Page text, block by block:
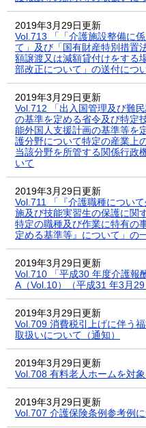
2019年3月29日更新
Vol.713 「「介護施設整備に
て」及び「国有財産特別措置
額譲渡又は減額貸付けをする
部改正について」の送付につ
2019年3月29日更新
Vol.712 「出入国管理及び難
の基準を定める省令及び特定
能外国人支援計画の基準等を
護分野について特定の産業上
当該分野を所管する関係行政
いて
2019年3月29日更新
Vol.711 「『介護職種につい
施及び技能実習生の保護に関
特定の職種及び作業に特有の
定める基準等』について」の
2019年3月29日更新
Vol.710 「平成30 年度介護報
A（Vol.10）（平成31 年3月
2019年3月29日更新
Vol.709 消費税引上げに伴う
取扱いについて（通知）
2019年3月29日更新
Vol.708 有料老人ホームを対
2019年3月29日更新
Vol.707 介護保険条例参考例